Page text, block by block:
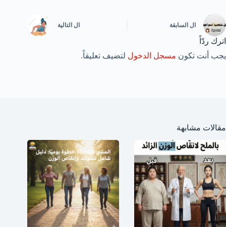
ال السابقة ال التالية
اترك ردّاً
يجب أنت تكون مسجل الدخول لتضيف تعليقاً.
مقالات مشابهة